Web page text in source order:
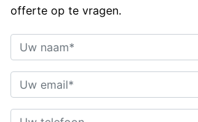
offerte op te vragen.